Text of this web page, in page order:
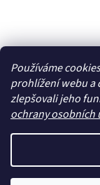
Používáme
prohlížení webu a
zlepšovali jeho
ochrany osobních